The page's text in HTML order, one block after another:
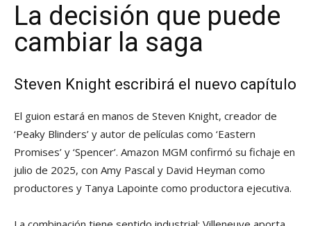
La decisión que puede
cambiar la saga
Steven Knight escribirá el nuevo capítulo
El guion estará en manos de Steven Knight, creador de
‘Peaky Blinders’ y autor de películas como ‘Eastern
Promises’ y ‘Spencer’. Amazon MGM confirmó su fichaje en
julio de 2025, con Amy Pascal y David Heyman como
productores y Tanya Lapointe como productora ejecutiva.